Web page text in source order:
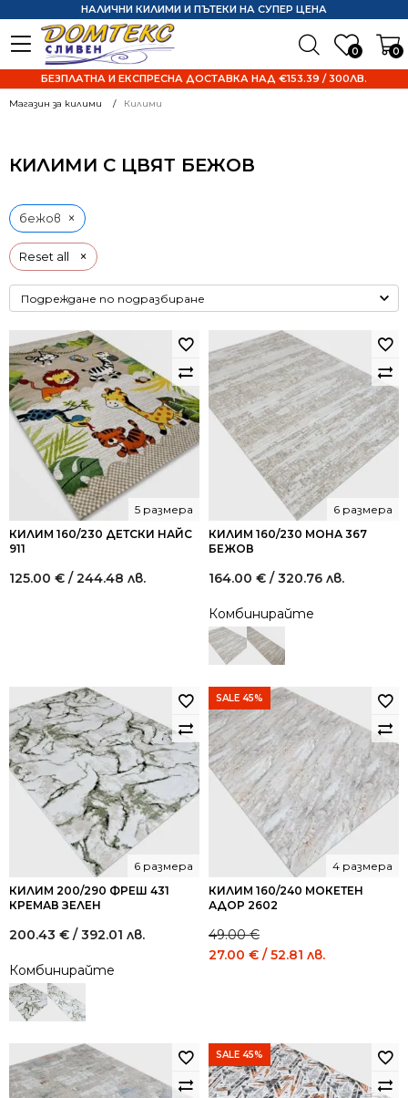
0 0
НАЛИЧНИ КИЛИМИ И ПЪТЕКИ НА СУПЕР ЦЕНА
БЕЗПЛАТНА И ЕКСПРЕСНА ДОСТАВКА НАД €153.39 / 300ЛВ.
Магазин за килими Килими
КИЛИМИ С ЦВЯТ БЕЖОВ
Reset all ×
бежов ×
КИЛИМ 160/230 ДЕТСКИ НАЙС
911
5 размера
125.00 € / 244.48 лв.
КИЛИМ 160/230 МОНА 367
БЕЖОВ
6 размера
164.00 € / 320.76 лв.
Комбинирайте
КИЛИМ 200/290 ФРЕШ 431
КРЕМАВ ЗЕЛЕН
6 размера
200.43 € / 392.01 лв.
Комбинирайте
SALE 45%
КИЛИМ 160/240 МОКЕТЕН
АДОР 2602
4 размера
49.00€
Original
95.84
лв..
27.00 € / 52.81 лв.
лв..
SALE 45%